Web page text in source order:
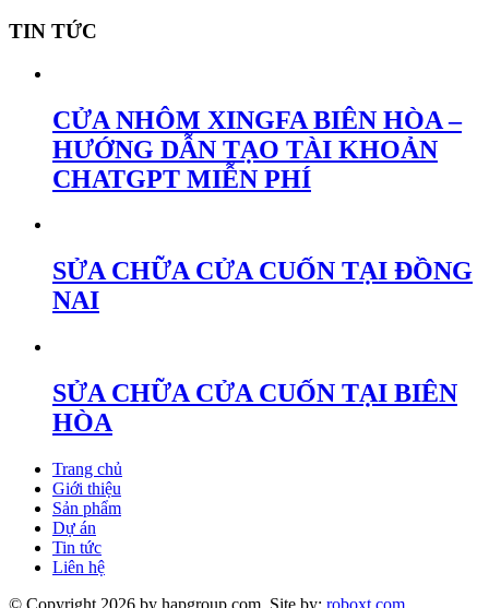
TIN TỨC
CỬA NHÔM XINGFA BIÊN HÒA –
HƯỚNG DẪN TẠO TÀI KHOẢN
CHATGPT MIỄN PHÍ
SỬA CHỮA CỬA CUỐN TẠI ĐỒNG
NAI
SỬA CHỮA CỬA CUỐN TẠI BIÊN
HÒA
Trang chủ
Giới thiệu
Sản phẩm
Dự án
Tin tức
Liên hệ